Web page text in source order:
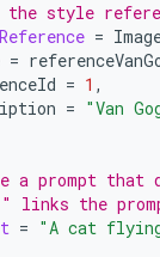
style
=
=
= 1 ,
= "Van
a prompt that
links the
= "A cat